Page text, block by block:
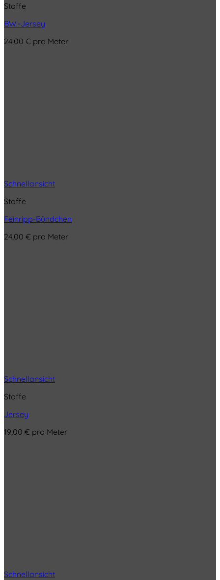
Stoffe
BW.-Jersey
24,00 € pro Meter
Schnellansicht
Stoffe
Feinripp-Bündchen
24,00 € pro Meter
Schnellansicht
Stoffe
Jersey
19,00 € pro Meter
Schnellansicht